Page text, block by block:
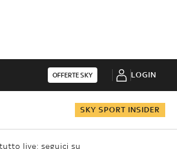
OFFERTE SKY LOGIN
SKY SPORT INSIDER
live: seguici su